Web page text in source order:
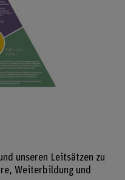
unseren Leitsätzen zu
Weiterbildung und